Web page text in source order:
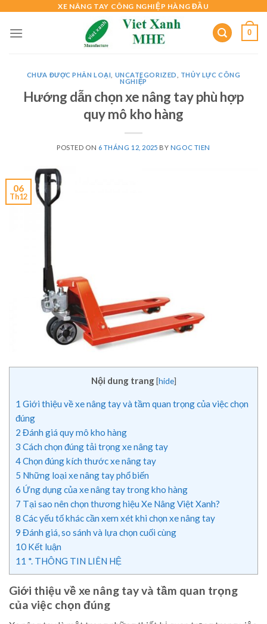
content
XE NÂNG TAY CÔNG NGHIỆP HÀNG ĐẦU
0
CHƯA ĐƯỢC PHÂN LOẠI UNCATEGORIZED
THỦY LỰC CÔNG
NGHIỆP
Hướng dẫn chọn xe nâng tay phù hợp
quy mô kho hàng
POSTED ON 6 THÁNG 12, 2025 BY NGOC TIEN
06
Th12
Nội dung trang [hide]
1 Giới thiệu về xe nâng tay và tầm quan trọng của việc chọn
đúng
2 Đánh giá quy mô kho hàng
3 Cách chọn đúng tải trọng xe nâng tay
4Chọn đúng kích thước xe nâng tay
5 Những loại xe nâng tay phổ biến
6 Ứng dụng của xe nâng tay trong kho hàng
7 Tại sao nên chọn thương hiệu Xe Nâng Việt Xanh?
8 Các yếu tố khác cần xem xét khi chọn xe nâng tay
9 Đánh giá, so sánh và lựa chọn cuối cùng
10 Kết luận
11 *. THÔNG TIN LIÊN HỆ
Giới thiệu về xe nâng tay và tầm quan trọng
của việc chọn đúng